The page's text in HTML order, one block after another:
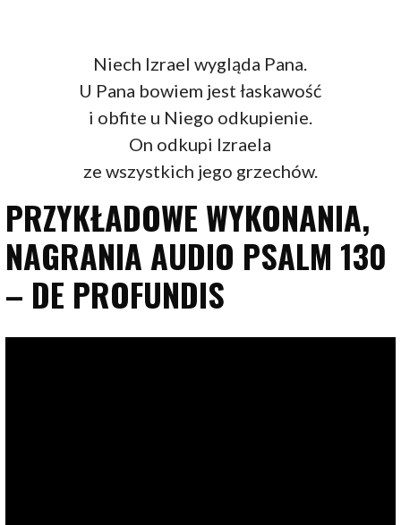
Niech Izrael wygląda Pana.
U Pana bowiem jest łaskawość
i obfite u Niego odkupienie.
On odkupi Izraela
ze wszystkich jego grzechów.
PRZYKŁADOWE WYKONANIA,
NAGRANIA AUDIO PSALM 130
– DE PROFUNDIS